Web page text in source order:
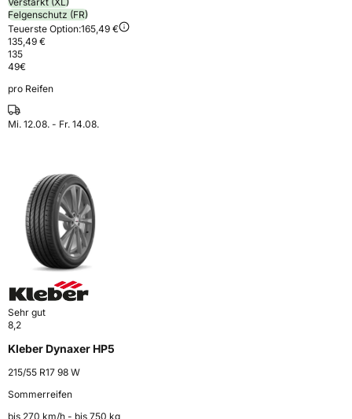
Felgenschutz (FR)
Teuerste Option:165,49 €
135,49 €
135
49€
pro Reifen
Mi. 12.08. - Fr. 14.08.
Sehr gut
8,2
Kleber Dynaxer HP5
215/55 R17 98 W
Sommerreifen
bis 270 km⁠/⁠h - bis 750 kg